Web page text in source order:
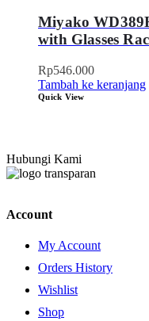
Miyako
with Glasses
Rp546.000
Tambah ke keranjang
Quick View
Hubungi Kami
Account
My Account
Orders History
Wishlist
Shop